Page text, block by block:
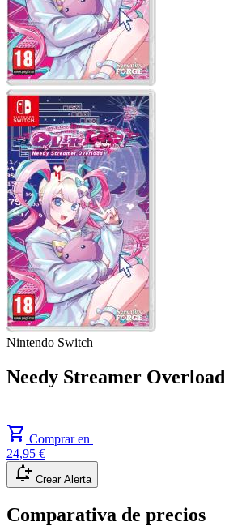
Nintendo Switch
Needy Streamer Overload
shopping_cart Comprar en
24,95 €
notification_add Crear Alerta
Comparativa de precios